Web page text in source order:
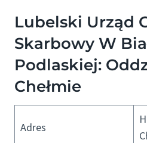
Lubelski Urząd
Skarbowy W
Podlaskiej:
Chełmie
Adres